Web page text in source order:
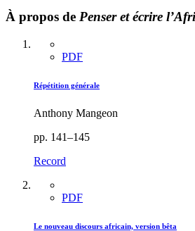
À propos de Penser et écrire
PDF
Répétition générale
Anthony Mangeon
pp. 141–145
Record
PDF
Le nouveau discours africain, version bêta